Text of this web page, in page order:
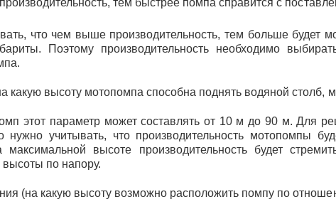
что чем выше производительность, тем больше будет
Поэтому производительность необходимо
какую высоту мотопомпа способна поднять водяной столб,
этот параметр может составлять от 10 м до 90 м. Для
учитывать, что производительность мотопомпы
максимальной высоте производительность будет
по напору.
(на какую высоту возможно расположить помпу по